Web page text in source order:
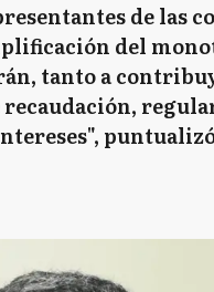
de las
del
tanto a
recaudación,